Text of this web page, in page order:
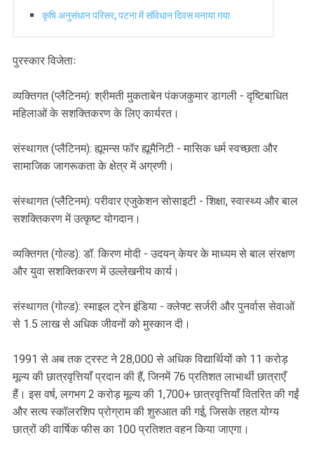
कृषि अनुसंधान परिसर, पटना में संविधान दिवस मनाया गया
पुरस्कार विजेताः
व्यक्तिगत (प्लैटिनम): श्रीमती मुकताबेन पंकजकुमार डागली - दृष्टिबाधित
महिलाओं के सशक्तिकरण के लिए कार्यरत।
संस्थागत (प्लैटिनम): ह्यूमन्स फॉर ह्यूमैनिटी - मासिक धर्म स्वच्छता और
सामाजिक जागरूकता के क्षेत्र में अग्रणी।
संस्थागत (प्लैटिनम): परीवार एजुकेशन सोसाइटी - शिक्षा, स्वास्थ्य और बाल
सशक्तिकरण में उत्कृष्ट योगदान।
व्यक्तिगत (गोल्ड): डॉ. किरण मोदी - उदयन् केयर के माध्यम से बाल संरक्षण
और युवा सशक्तिकरण में उल्लेखनीय कार्य।
संस्थागत (गोल्ड): स्माइल ट्रेन इंडिया - क्लेफ्ट सर्जरी और पुनर्वास सेवाओं
से 1.5 लाख से अधिक जीवनों को मुस्कान दी।
1991 से अब तक ट्रस्ट ने 28,000 से अधिक विद्यार्थियों को 11 करोड़
मूल्य की छात्रवृत्तियाँ प्रदान की हैं, जिनमें 76 प्रतिशत लाभार्थी छात्राएँ
हैं। इस वर्ष, लगभग 2 करोड़ मूल्य की 1,700+ छात्रवृत्तियाँ वितरित की गईं
और सत्य स्कॉलरशिप प्रोग्राम की शुरुआत की गई, जिसके तहत योग्य
छात्रों की वार्षिक फीस का 100 प्रतिशत वहन किया जाएगा।